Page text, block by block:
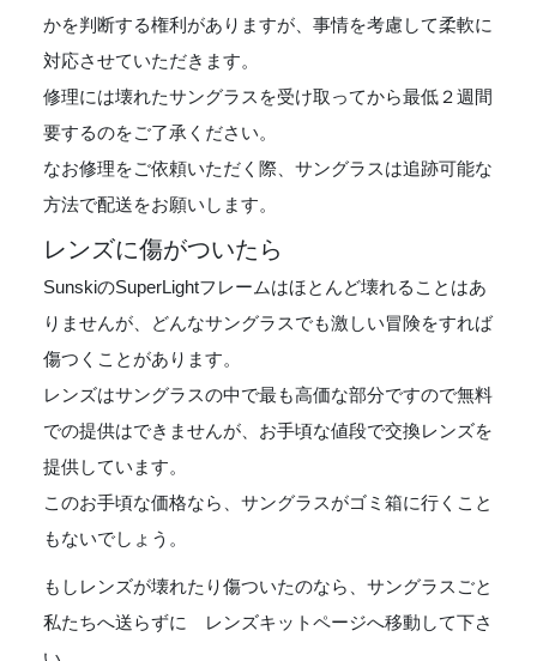
かを判断する権利がありますが、事情を考慮して柔軟に
対応させていただきます。
修理には壊れたサングラスを受け取ってから最低２週間
要するのをご了承ください。
なお修理をご依頼いただく際、サングラスは追跡可能な
方法で配送をお願いします。
レンズに傷がついたら
SunskiのSuperLightフレームはほとんど壊れることはあ
りませんが、どんなサングラスでも激しい冒険をすれば
傷つくことがあります。
レンズはサングラスの中で最も高価な部分ですので無料
での提供はできませんが、お手頃な値段で交換レンズを
提供しています。
このお手頃な価格なら、サングラスがゴミ箱に行くこと
もないでしょう。
もしレンズが壊れたり傷ついたのなら、サングラスごと
私たちへ送らずに レンズキットページへ移動して下さ